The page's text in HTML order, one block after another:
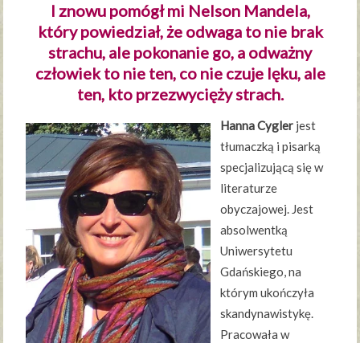
I znowu pomógł mi Nelson Mandela,
który powiedział, że odwaga to nie brak
strachu, ale pokonanie go, a odważny
człowiek to nie ten, co nie czuje lęku, ale
ten, kto przezwycięży strach.
Hanna Cygler jest
tłumaczką i pisarką
specjalizującą się w
literaturze
obyczajowej. Jest
absolwentką
Uniwersytetu
Gdańskiego, na
którym ukończyła
skandynawistykę.
Pracowała w